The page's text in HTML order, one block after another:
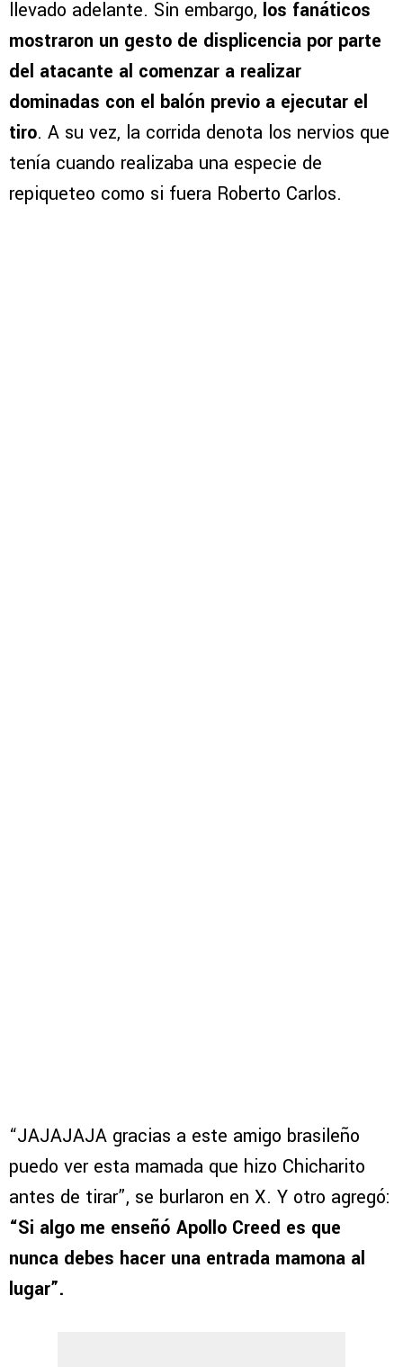
llevado adelante. Sin embargo, los fanáticos
mostraron un gesto de displicencia por parte
del atacante al comenzar a realizar
dominadas con el balón previo a ejecutar el
tiro. A su vez, la corrida denota los nervios que
tenía cuando realizaba una especie de
repiqueteo como si fuera Roberto Carlos.
“JAJAJAJA gracias a este amigo brasileño
puedo ver esta mamada que hizo Chicharito
antes de tirar”, se burlaron en X. Y otro agregó:
“Si algo me enseñó Apollo Creed es que
nunca debes hacer una entrada mamona al
lugar”.